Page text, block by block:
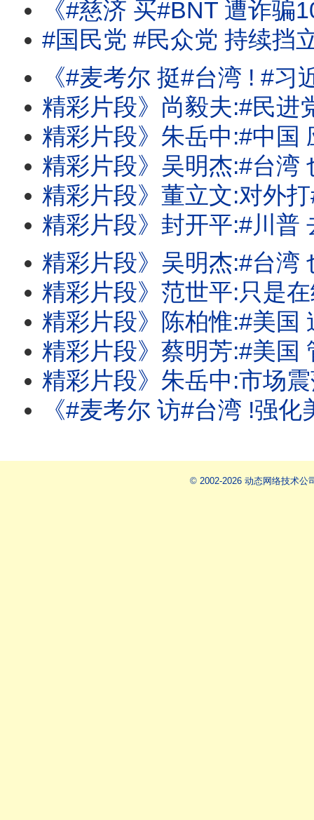
《#慈济 买#BNT 遭诈骗10亿!火烧#国民党 #民众党 !#
#国民党 #民众党 持续挡
《#麦考尔 挺#台湾 ! #习近平 国师:#台湾 没有下一次的选举!
精彩片段》尚毅夫:#民进党 对立
精彩片段》朱岳中:#中国 应该
精彩片段》吴明杰:#台湾 也有
精彩片段》董立文:对外打#中国 .
精彩片段》封开平:#川普 去
精彩片段》吴明杰:#台湾 也全面
精彩片段》范世平:只是在给#中国
精彩片段》陈柏惟:#美国 迫切关
精彩片段》蔡明芳:#美国 管制持续.#台
精彩片段》朱岳中:市场震荡还
《#麦考尔 访#台湾 !强化美台国安合作!#汉光演习 应对#中国 的
© 2002-2026 动态网络技术公